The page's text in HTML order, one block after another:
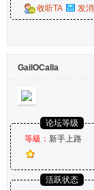
收听TA
发
GailOCalla
论坛等级
等級： 新手上路
活跃状态